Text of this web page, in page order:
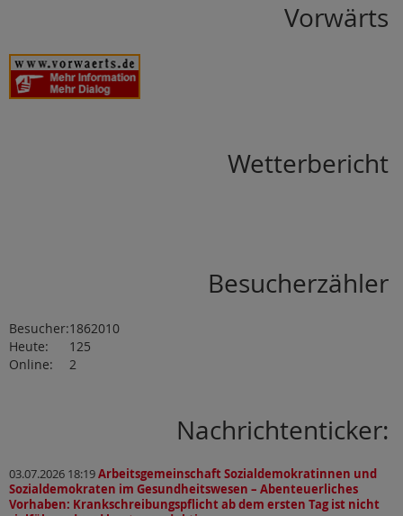
Vorwärts
Wetterbericht
Besucherzähler
Besucher:1862010
Heute:
125
Online:
2
Nachrichtenticker:
03.07.2026 18:19Arbeitsgemeinschaft Sozialdemokratinnen und
Sozialdemokraten im Gesundheitswesen – Abenteuerliches
Vorhaben: Krankschreibungspflicht ab dem ersten Tag ist nicht